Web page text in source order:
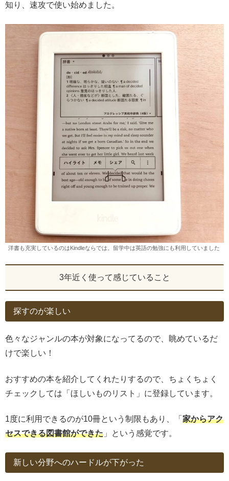
知り、速攻で使い始めました。
洋書も充実しているのはKindleならでは。留学中は英語の勉強にも利用していました
3年近く使って感じていること
探すのが楽しい
色々なジャンルの本が対象になってるので、眺めているだ
けで楽しい！
おすすめの本を紹介してくれたりするので、ちょくちょく
チェックしては「ほしいものリスト」に登録しています。
1度に利用できるのが10冊という制限もあり、「 家からアク
セスできる図書館ができた 」という感覚です。
新しい分野へのハードルが下がった